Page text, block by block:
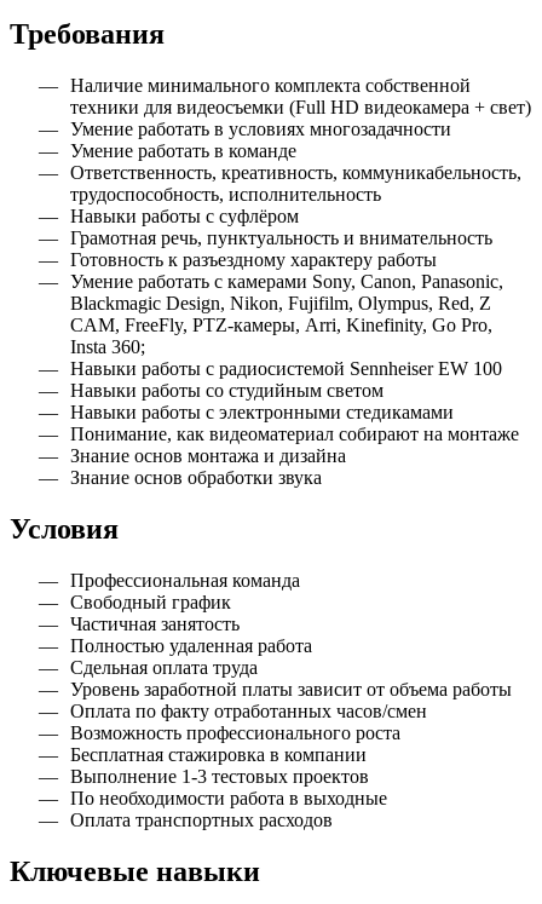
Требования
Наличие минимального комплекта собственной
техники для видеосъемки (Full HD видеокамера + свет)
Умение работать в условиях многозадачности
Умение работать в команде
Ответственность, креативность, коммуникабельность,
трудоспособность, исполнительность
Навыки работы с суфлёром
Грамотная речь, пунктуальность и внимательность
Готовность к разъездному характеру работы
Умение работать с камерами Sony, Canon, Panasonic,
Blackmagic Design, Nikon, Fujifilm, Olympus, Red, Z
CAM, FreeFly, PTZ-камеры, Arri, Kinefinity, Go Pro,
Insta 360;
Навыки работы с радиосистемой Sennheiser EW 100
Навыки работы со студийным светом
Навыки работы с электронными стедикамами
Понимание, как видеоматериал собирают на монтаже
Знание основ монтажа и дизайна
Знание основ обработки звука
Условия
Профессиональная команда
Свободный график
Частичная занятость
Полностью удаленная работа
Сдельная оплата труда
Уровень заработной платы зависит от объема работы
Оплата по факту отработанных часов/смен
Возможность профессионального роста
Бесплатная стажировка в компании
Выполнение 1-3 тестовых проектов
По необходимости работа в выходные
Оплата транспортных расходов
Ключевые навыки